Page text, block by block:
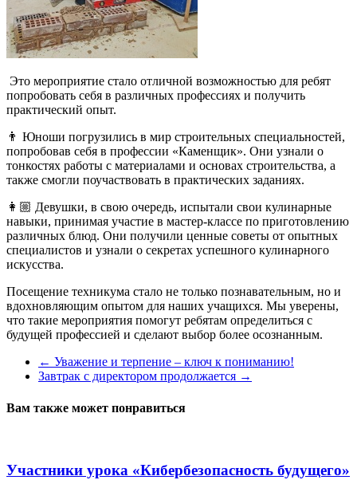
Это мероприятие стало отличной возможностью для ребят
попробовать себя в различных профессиях и получить
практический опыт.
👨 Юноши погрузились в мир строительных специальностей,
попробовав себя в профессии «Каменщик». Они узнали о
тонкостях работы с материалами и основах строительства, а
также смогли поучаствовать в практических заданиях.
👩🏼 Девушки, в свою очередь, испытали свои кулинарные
навыки, принимая участие в мастер-классе по приготовлению
различных блюд. Они получили ценные советы от опытных
специалистов и узнали о секретах успешного кулинарного
искусства.
Посещение техникума стало не только познавательным, но и
вдохновляющим опытом для наших учащихся. Мы уверены,
что такие мероприятия помогут ребятам определиться с
будущей профессией и сделают выбор более осознанным.
← Уважение и терпение – ключ к пониманию!
Завтрак с директором продолжается →
Вам также может понравиться
Участники урока «Кибербезопасность будущего»